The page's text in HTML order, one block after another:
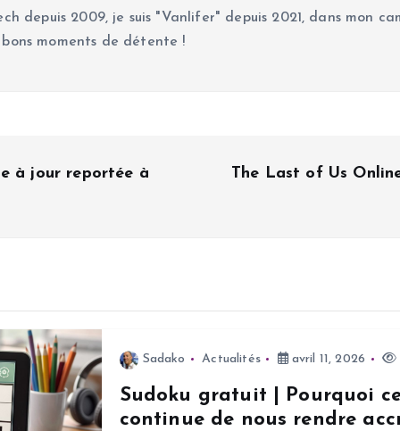
depuis 2009, je suis "Vanlifer" depuis 2021, dans mon
moments de détente !
à jour reportée à The Last of Us
Sadako Actualités avril 11, 2026
Sudoku gratuit | Pourquoi
continue de nous rendre